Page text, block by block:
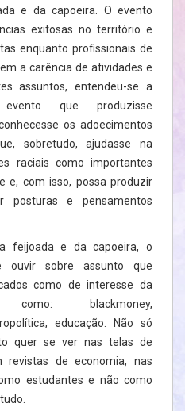
e da capoeira. O evento
exitosas no território e
enquanto profissionais de
a carência de atividades e
assuntos, entendeu-se a
que produzisse
os adoecimentos
sobretudo, ajudasse na
raciais como importantes
e, com isso, possa produzir
posturas e pensamentos
feijoada e da capoeira, o
ouvir sobre assunto que
como de interesse da
blackmoney,
educação. Não só
quer se ver nas telas de
revistas de economia, nas
estudantes e não como